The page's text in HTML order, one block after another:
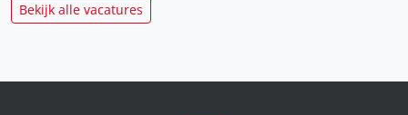
Bekijk alle vacatures